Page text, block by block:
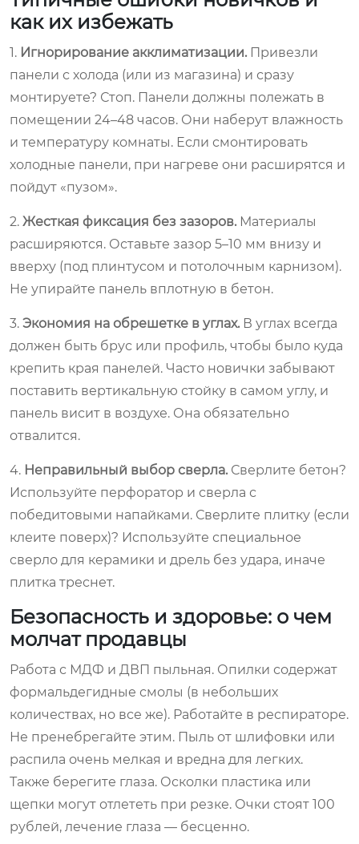
как их избежать
1. Игнорирование акклиматизации. Привезли
панели с холода (или из магазина) и сразу
монтируете? Стоп. Панели должны полежать в
помещении 24–48 часов. Они наберут влажность
и температуру комнаты. Если смонтировать
холодные панели, при нагреве они расширятся и
пойдут «пузом».
2. Жесткая фиксация без зазоров. Материалы
расширяются. Оставьте зазор 5–10 мм внизу и
вверху (под плинтусом и потолочным карнизом).
Не упирайте панель вплотную в бетон.
3. Экономия на обрешетке в углах. В углах всегда
должен быть брус или профиль, чтобы было куда
крепить края панелей. Часто новички забывают
поставить вертикальную стойку в самом углу, и
панель висит в воздухе. Она обязательно
отвалится.
4. Неправильный выбор сверла. Сверлите бетон?
Используйте перфоратор и сверла с
победитовыми напайками. Сверлите плитку (если
клеите поверх)? Используйте специальное
сверло для керамики и дрель без удара, иначе
плитка треснет.
Безопасность и здоровье: о чем
молчат продавцы
Работа с МДФ и ДВП пыльная. Опилки содержат
формальдегидные смолы (в небольших
количествах, но все же). Работайте в респираторе.
Не пренебрегайте этим. Пыль от шлифовки или
распила очень мелкая и вредна для легких.
Также берегите глаза. Осколки пластика или
щепки могут отлететь при резке. Очки стоят 100
рублей, лечение глаза — бесценно.